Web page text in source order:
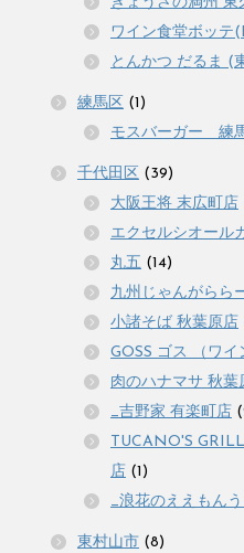
ワイン食堂ボッテ
とんかつ だるま (
練馬区 (1)
モスバーガー 練
千代田区 (39)
大阪王将 末広町店
エクセルシオール
丸五 (14)
九州じゃんがらら
小諸そば 秋葉原店
GOSS ゴス （ワイ
肉のハナマサ 秋葉
_吉野家 有楽町店
TUCANO'S
店 (1)
_浪花のええもん
東村山市 (8)